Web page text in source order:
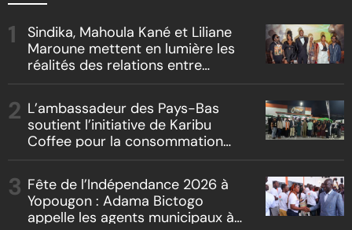
Sindika, Mahoula Kané et Liliane
Maroune mettent en lumière les
réalités des relations entre
L’ambassadeur des Pays-Bas
soutient l’initiative de Karibu
Coffee pour la consommation
Fête de l’Indépendance 2026 à
Yopougon : Adama Bictogo
appelle les agents municipaux à